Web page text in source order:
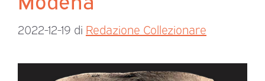
2022-12-19 di Redazione Collezionare